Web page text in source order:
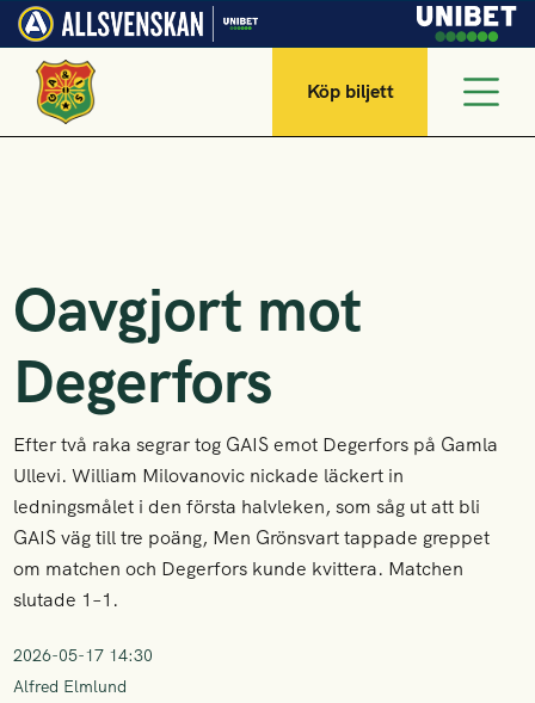
Köp biljett
Oavgjort mot
Degerfors
Efter två raka segrar tog GAIS emot Degerfors på Gamla
Ullevi. William Milovanovic nickade läckert in
ledningsmålet i den första halvleken, som såg ut att bli
GAIS väg till tre poäng, Men Grönsvart tappade greppet
om matchen och Degerfors kunde kvittera. Matchen
slutade 1–1.
2026-05-17 14:30
Alfred Elmlund